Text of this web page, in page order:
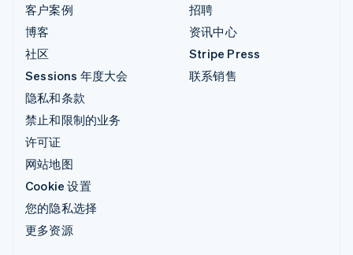
客户案例
博客
社区
Sessions 年度大会
隐私和条款
禁止和限制的业务
许可证
网站地图
Cookie 设置
您的隐私选择
更多资源
招聘
资讯中心
Stripe Press
联系销售